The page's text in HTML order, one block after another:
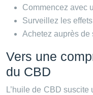
Commencez avec
Surveillez les
Achetez auprès de
Vers une
du CBD
L’huile de CBD